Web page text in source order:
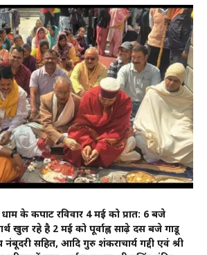
धाम के कपाट रविवार 4 मई को प्रात: 6 बजे
खुल रहे है 2 मई को पूर्वाह्न साढ़े दस बजे गाडू
नंबूदरी सहित, आदि गुरु शंकराचार्य गद्दी एवं श्री